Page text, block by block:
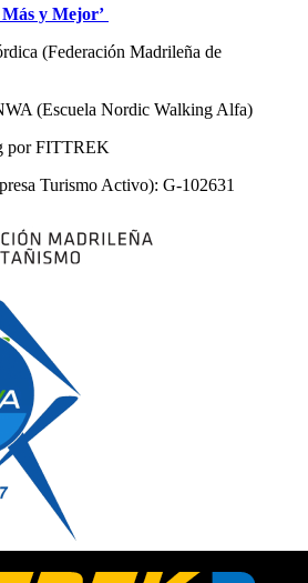
y Mejor’
(Federación Madrileña de
(Escuela Nordic Walking Alfa)
por FITTREK
Turismo Activo): G-102631